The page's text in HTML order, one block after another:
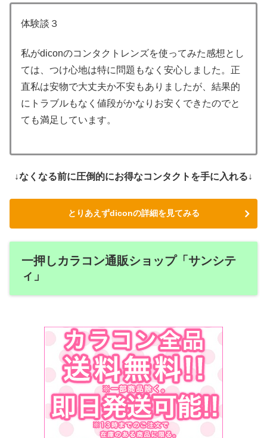
体験談３
私がdiconのコンタクトレンズを使ってみた感想とし
ては、つけ心地は特に問題もなく安心しました。正
直私は安物で大丈夫か不安もありましたが、結果的
にトラブルもなく値段がかなりお安くできたのでと
ても満足しています。
↓なくなる前に圧倒的にお得なコンタクトを手に入れる↓
とりあえずdiconの詳細を見てみる
一押しカラコン通販ショップ「サンシテ
ィ」